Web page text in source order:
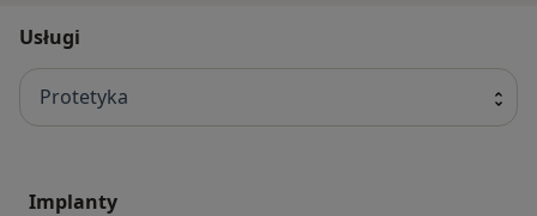
Usługi
Protetyka
Implanty